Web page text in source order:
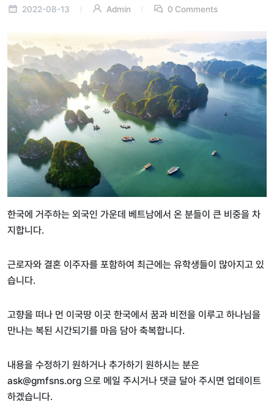
2022-08-13 Admin 0 Comments
한국에 거주하는 외국인 가운데 베트남에서 온 분들이 큰 비중을 차
지합니다.
근로자와 결혼 이주자를 포함하여 최근에는 유학생들이 많아지고 있
습니다.
고향을 떠나 먼 이국땅 이곳 한국에서 꿈과 비전을 이루고 하나님을
만나는 복된 시간되기를 마음 담아 축복합니다.
내용을 수정하기 원하거나 추가하기 원하시는 분은
ask@gmfsns.org 으로 메일 주시거나 댓글 달아 주시면 업데이트
하겠습니다.